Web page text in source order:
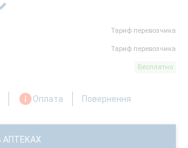
Тариф перевозчика
Тариф перевозчика
Бесплатно
Оплата Повернення
АПТЕКАХ